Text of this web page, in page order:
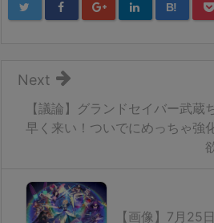
B!
【議論】グランドセイバー武蔵
早く来い！ついでにめっちゃ強
Next
【画像】7月25